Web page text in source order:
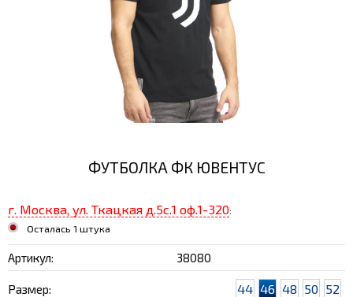
ФУТБОЛКА ФК ЮВЕНТУС
г. Москва, ул. Ткацкая д.5с.1 оф.1-320:
Осталась 1 штука
Артикул: 38080
Размер: 44 46 48 50 52